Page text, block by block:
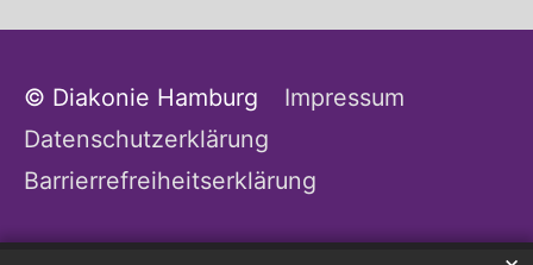
© Diakonie Hamburg
Impressum
Datenschutzerklärung
Barrierrefreiheitserklärung